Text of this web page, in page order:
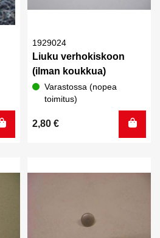
1929024
Liuku verhokiskoon
(ilman koukkua)
Varastossa (nopea
toimitus)
2,80 €